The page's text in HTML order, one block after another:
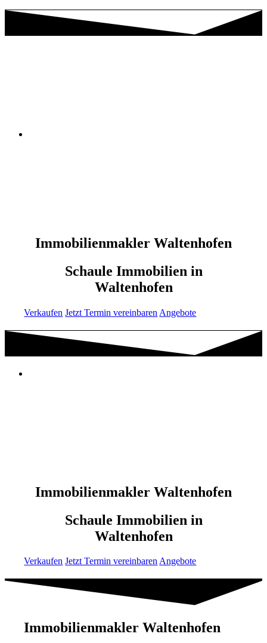
Immobilienmakler Waltenhofen
Schaule Immobilien in
Waltenhofen
Verkaufen Jetzt Termin vereinbaren Angebote
Immobilienmakler Waltenhofen
Schaule Immobilien in
Waltenhofen
Verkaufen Jetzt Termin vereinbaren Angebote
Immobilienmakler Waltenhofen